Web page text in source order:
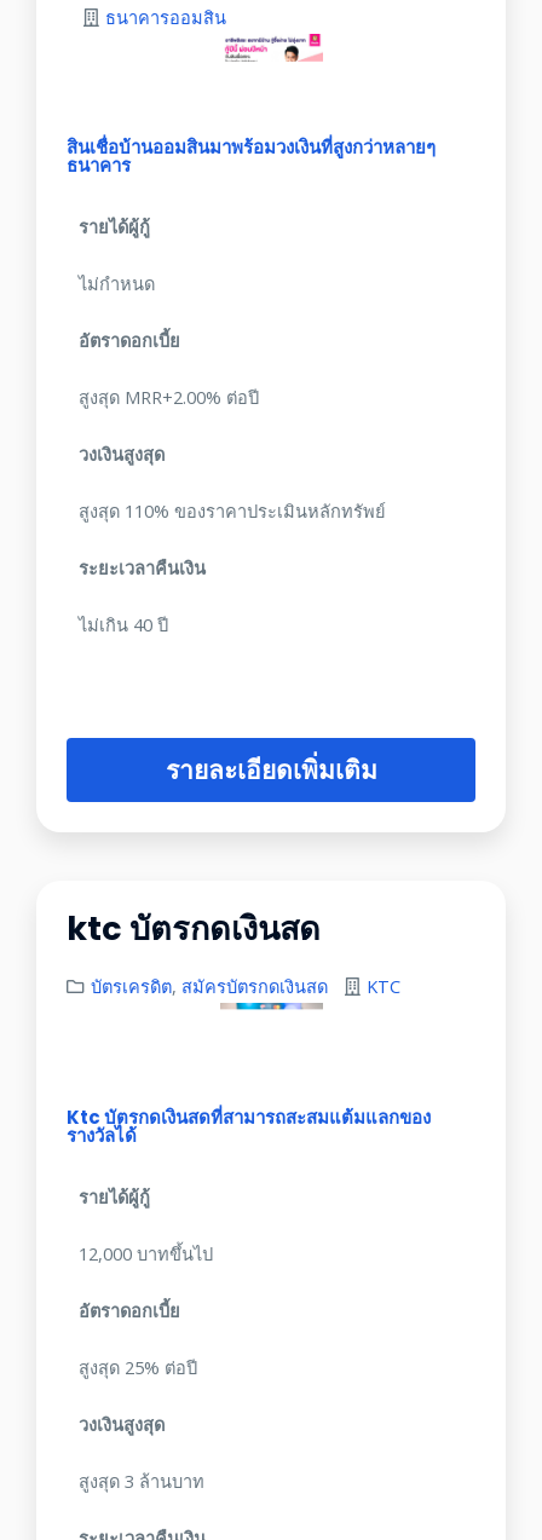
ธนาคารออมสิน
สินเชื่อบ้านออมสินมาพร้อมวงเงินที่สูงกว่าหลายๆ
ธนาคาร
รายได้ผู้กู้
ไม่กำหนด
อัตราดอกเบี้ย
สูงสุด MRR+2.00% ต่อปี
วงเงินสูงสุด
สูงสุด 110% ของราคาประเมินหลักทรัพย์
ระยะเวลาคืนเงิน
ไม่เกิน 40 ปี
รายละเอียดเพิ่มเติม
ktc บัตรกดเงินสด
บัตรเครดิต, สมัครบัตรกดเงินสด KTC
Ktc บัตรกดเงินสดที่สามารถสะสมแต้มแลกของ
รางวัลได้
รายได้ผู้กู้
12,000 บาทขึ้นไป
อัตราดอกเบี้ย
สูงสุด 25% ต่อปี
วงเงินสูงสุด
สูงสุด 3 ล้านบาท